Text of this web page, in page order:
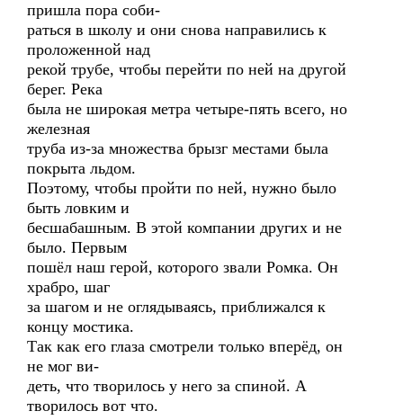
пришла пора соби-
раться в школу и они снова направились к
проложенной над
рекой трубе, чтобы перейти по ней на другой
берег. Река
была не широкая метра четыре-пять всего, но
железная
труба из-за множества брызг местами была
покрыта льдом.
Поэтому, чтобы пройти по ней, нужно было
быть ловким и
бесшабашным. В этой компании других и не
было. Первым
пошёл наш герой, которого звали Ромка. Он
храбро, шаг
за шагом и не оглядываясь, приближался к
концу мостика.
Так как его глаза смотрели только вперёд, он
не мог ви-
деть, что творилось у него за спиной. А
творилось вот что.